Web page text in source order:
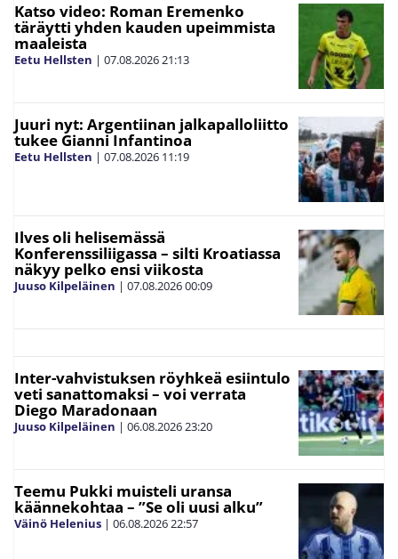
Katso video: Roman Eremenko
täräytti yhden kauden upeimmista
maaleista
Eetu Hellsten | 07.08.202621:13
Juuri nyt: Argentiinan jalkapalloliitto
tukee Gianni Infantinoa
Eetu Hellsten | 07.08.2026 11:19
Ilves oli helisemässä
Konferenssiliigassa – silti Kroatiassa
näkyy pelko ensi viikosta
Juuso Kilpeläinen | 07.08.202600:09
Inter-vahvistuksen röyhkeä esiintulo
veti sanattomaksi – voi verrata
Diego Maradonaan
Juuso Kilpeläinen | 06.08.202623:20
Teemu Pukki muisteli uransa
käännekohtaa – ”Se oli uusi alku”
Väinö Helenius | 06.08.202622:57